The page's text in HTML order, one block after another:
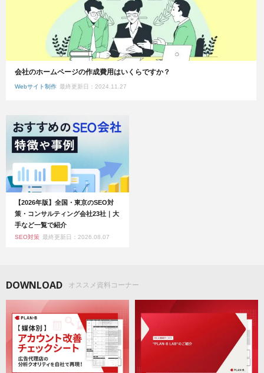
会社のホームページの作成費用はいくらですか？
Webサイト制作 最終更新日：2024.11.27
【2026年版】全国・東京のSEO対
策・コンサルティング会社23社｜大
手など一覧で紹介
SEO対策 最終更新日：2026.08.07
DOWNLOAD オススメ資料コーナー